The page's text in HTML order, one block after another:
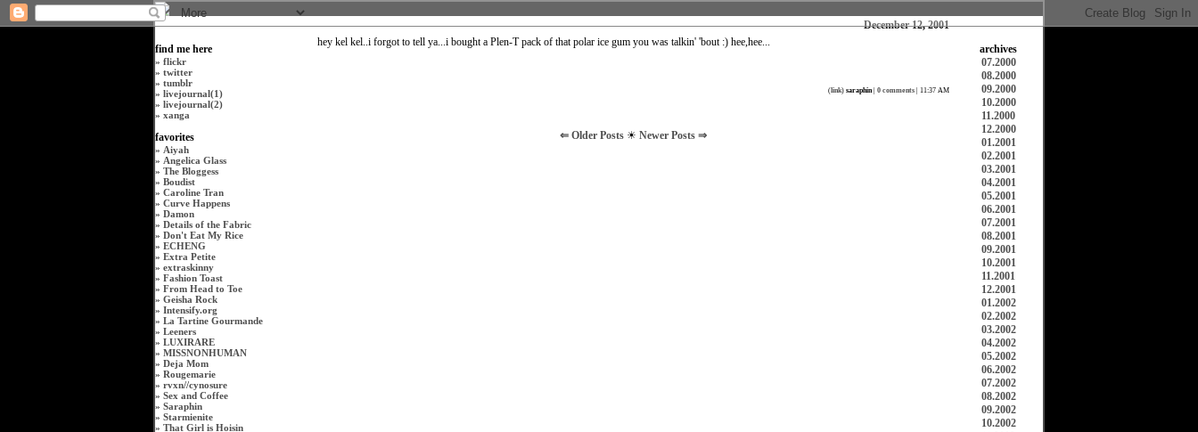
find me here
» flickr
» twitter
» tumblr
» livejournal(1)
» livejournal(2)
» xanga
favorites
» Aiyah
» Angelica Glass
» The Bloggess
» Boudist
» Caroline Tran
» Curve Happens
» Damon
» Details of the Fabric
» Don't Eat My Rice
» ECHENG
» Extra Petite
» extraskinny
» Fashion Toast
» From Head to Toe
» Geisha Rock
» Intensify.org
» La Tartine Gourmande
» Leeners
» LUXIRARE
» MISSNONHUMAN
» Deja Mom
» Rougemarie
» rvxn//cynosure
» Sex and Coffee
» Saraphin
» Starmienite
» That Girl is Hoisin
December 12, 2001
hey kel kel..i forgot to tell ya...i bought a Plen-T pack of that polar ice gum you was talkin' 'bout :) hee,hee...
(link) saraphin| 0 comments| 11:37 AM
⇐ Older Posts ☀ Newer Posts ⇒
archives
07.2000
08.2000
09.2000
10.2000
11.2000
12.2000
01.2001
02.2001
03.2001
04.2001
05.2001
06.2001
07.2001
08.2001
09.2001
10.2001
11.2001
12.2001
01.2002
02.2002
03.2002
04.2002
05.2002
06.2002
07.2002
08.2002
09.2002
10.2002